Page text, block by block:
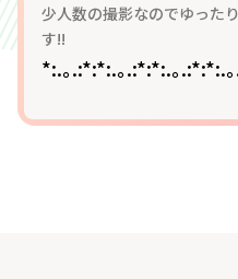
少人数の撮影なのでゆった
す!!
*:.｡.:*:*:.｡.:*:*:.｡.:*:*:.